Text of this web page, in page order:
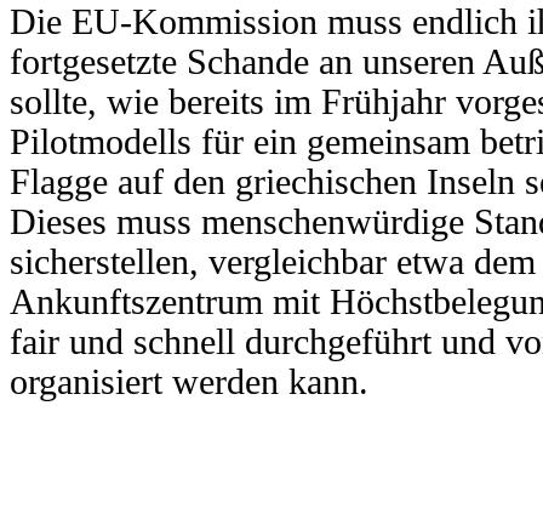
Die EU-Kommission muss endlich
fortgesetzte Schande an unseren
sollte, wie bereits im Frühjahr
Pilotmodells für ein gemeinsam
Flagge auf den griechischen Inseln
Dieses muss menschenwürdige
sicherstellen, vergleichbar etwa
Ankunftszentrum mit
fair und schnell durchgeführt und
organisiert werden kann.